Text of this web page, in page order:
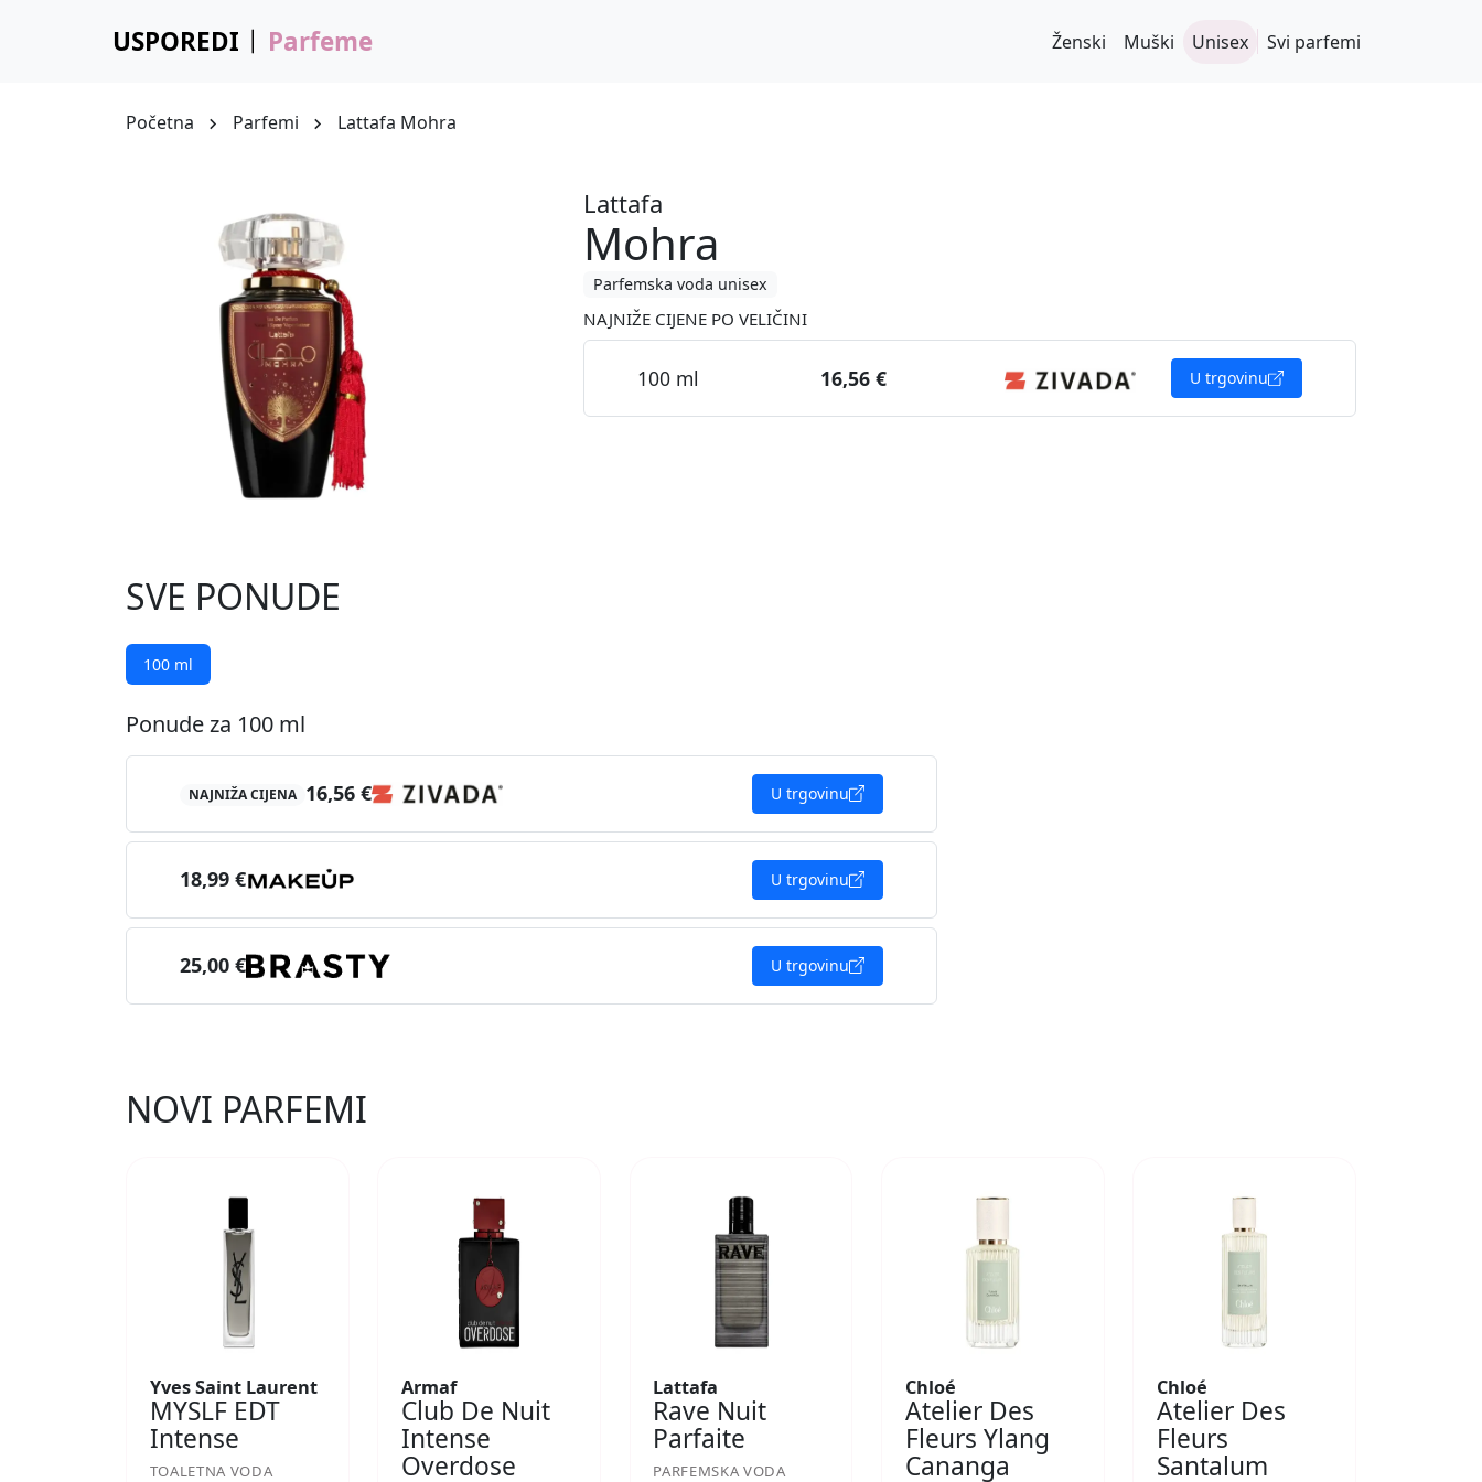
USPOREDI Parfeme Ženski Muški Unisex Svi parfemi
Početna Parfemi Lattafa Mohra
Lattafa
Mohra
Parfemska voda unisex
NAJNIŽE CIJENE PO VELIČINI
100 ml 16,56 € U trgovinu
SVE PONUDE
100 ml
Ponude za 100 ml
NAJNIŽA CIJENA 16,56 € U trgovinu
18,99 € U trgovinu
25,00 € U trgovinu
NOVI PARFEMI
Yves Saint Laurent
MYSLF EDT
Intense
TOALETNA VODA
Armaf
Club De Nuit
Intense
Overdose
Lattafa
Rave Nuit
Parfaite
PARFEMSKA VODA
Chloé
Atelier Des
Fleurs Ylang
Cananga
Chloé
Atelier Des
Fleurs
Santalum